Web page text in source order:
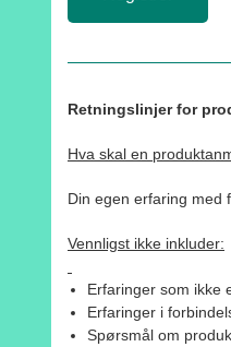
Retningslinjer for
Hva skal en
Din egen erfaring med
Vennligst ikke inkluder:
Erfaringer som ikke
Erfaringer i
Spørsmål om